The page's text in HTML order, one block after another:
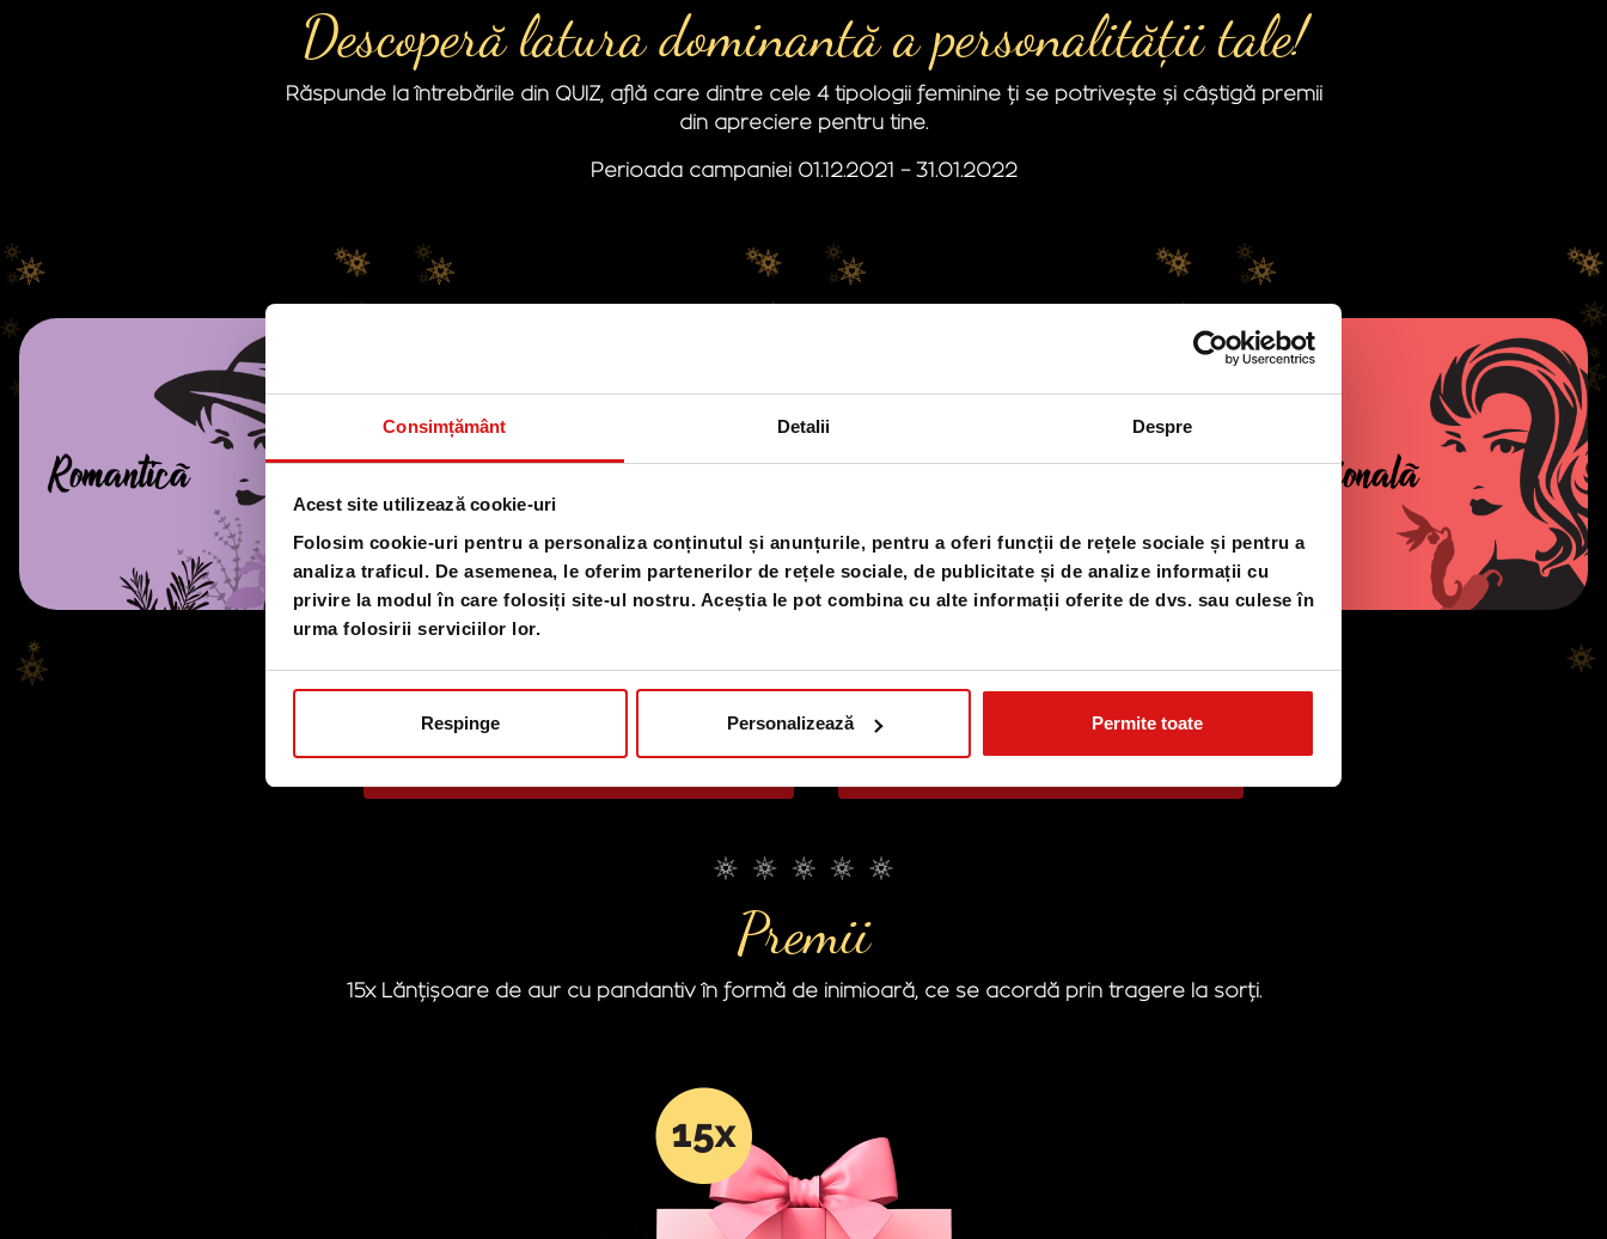
Consimțământ Detalii Despre
Acest site utilizează cookie-uri
Folosim cookie-uri pentru a personaliza conținutul și anunțurile, pentru a oferi funcții de rețele sociale și pentru a
analiza traficul. De asemenea, le oferim partenerilor de rețele sociale, de publicitate și de analize informații cu
privire la modul în care folosiți site-ul nostru. Aceștia le pot combina cu alte informații oferite de dvs. sau culese în
urma folosirii serviciilor lor.
Respinge Personalizează Permite toate
Descoperă latura dominantă a personalității tale!
Răspunde la întrebările din QUIZ, află care dintre cele 4 tipologii feminine ți se potrivește și câștigă premii
din apreciere pentru tine.
Perioada campaniei 01.12.2021 – 31.01.2022
Premii
15x Lănțișoare de aur cu pandantiv în formă de inimioară, ce se acordă prin tragere la sorți.